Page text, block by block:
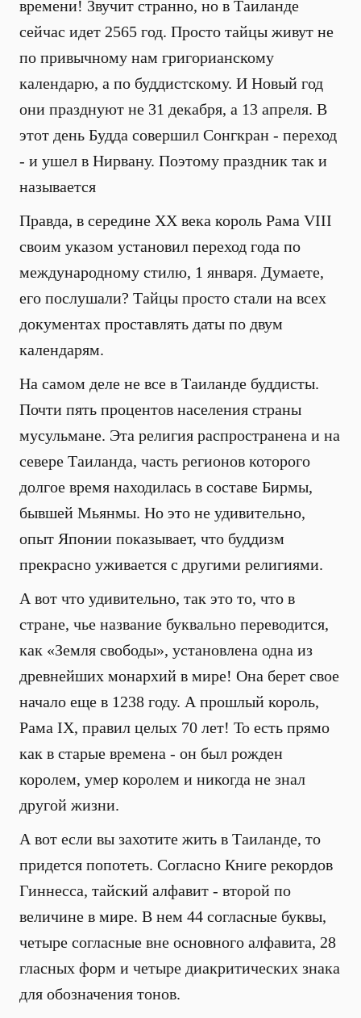
времени! Звучит странно, но в Таиланде
сейчас идет 2565 год. Просто тайцы живут не
по привычному нам григорианскому
календарю, а по буддистскому. И Новый год
они празднуют не 31 декабря, а 13 апреля. В
этот день Будда совершил Сонгкран - переход
- и ушел в Нирвану. Поэтому праздник так и
называется
Правда, в середине XX века король Рама VIII
своим указом установил переход года по
международному стилю, 1 января. Думаете,
его послушали? Тайцы просто стали на всех
документах проставлять даты по двум
календарям.
На самом деле не все в Таиланде буддисты.
Почти пять процентов населения страны
мусульмане. Эта религия распространена и на
севере Таиланда, часть регионов которого
долгое время находилась в составе Бирмы,
бывшей Мьянмы. Но это не удивительно,
опыт Японии показывает, что буддизм
прекрасно уживается с другими религиями.
А вот что удивительно, так это то, что в
стране, чье название буквально переводится,
как «Земля свободы», установлена одна из
древнейших монархий в мире! Она берет свое
начало еще в 1238 году. А прошлый король,
Рама IX, правил целых 70 лет! То есть прямо
как в старые времена - он был рожден
королем, умер королем и никогда не знал
другой жизни.
А вот если вы захотите жить в Таиланде, то
придется попотеть. Согласно Книге рекордов
Гиннесса, тайский алфавит - второй по
величине в мире. В нем 44 согласные буквы,
четыре согласные вне основного алфавита, 28
гласных форм и четыре диакритических знака
для обозначения тонов.